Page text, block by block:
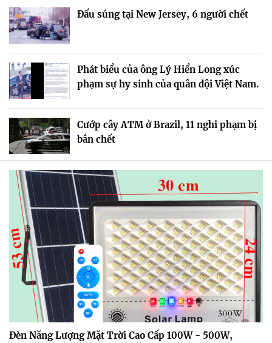
Đấu súng tại New Jersey, 6 người chết
Phát biểu của ông Lý Hiển Long xúc
phạm sự hy sinh của quân đội Việt Nam.
Cướp cây ATM ở Brazil, 11 nghi phạm bị
bắn chết
Đèn Năng Lượng Mặt Trời Cao Cấp 100W - 500W,